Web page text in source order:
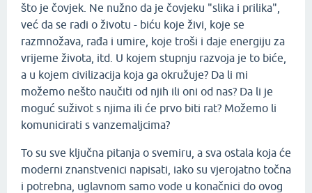
što je čovjek. Ne nužno da je čovjeku "slika i prilika",
već da se radi o životu - biću koje živi, koje se
razmnožava, rađa i umire, koje troši i daje energiju za
vrijeme života, itd. U kojem stupnju razvoja je to biće,
a u kojem civilizacija koja ga okružuje? Da li mi
možemo nešto naučiti od njih ili oni od nas? Da li je
moguć suživot s njima ili će prvo biti rat? Možemo li
komunicirati s vanzemaljcima?
To su sve ključna pitanja o svemiru, a sva ostala koja će
moderni znanstvenici napisati, iako su vjerojatno točna
i potrebna, uglavnom samo vode u konačnici do ovog